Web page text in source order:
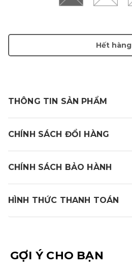
Hết hàng
THÔNG TIN SẢN PHẨM
CHÍNH SÁCH ĐỔI HÀNG
CHÍNH SÁCH BẢO HÀNH
HÌNH THỨC THANH TOÁN
(COD)
GỢI Ý CHO BẠN